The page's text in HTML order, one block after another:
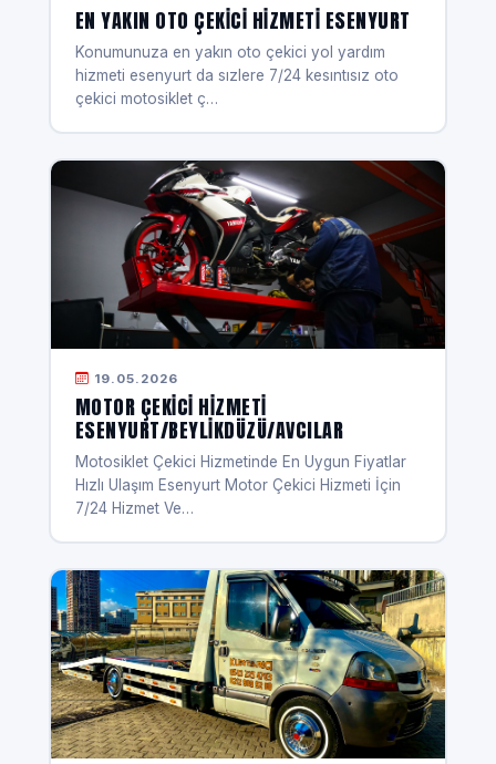
EN YAKIN OTO ÇEKICI HIZMETI ESENYURT
Konumunuza en yakın oto çekici yol yardım
hizmeti esenyurt da sızlere 7/24 kesıntısız oto
çekici motosiklet ç…
19.05.2026
MOTOR ÇEKICI HIZMETI
ESENYURT/BEYLIKDÜZÜ/AVCILAR
Motosiklet Çekici Hizmetinde En Uygun Fiyatlar
Hızlı Ulaşım Esenyurt Motor Çekici Hizmeti İçin
7/24 Hizmet Ve…